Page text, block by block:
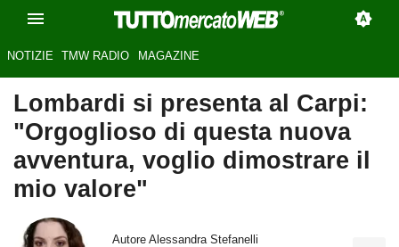
NOTIZIE TMW RADIO MAGAZINE
Lombardi si presenta al Carpi:
"Orgoglioso di questa nuova
avventura, voglio dimostrare il
mio valore"
Autore Alessandra Stefanelli